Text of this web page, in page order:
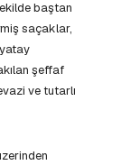
baştan
saçaklar,
şeffaf
ve tutarlı